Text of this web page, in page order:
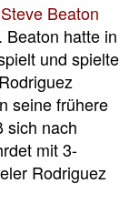
Steve Beaton
Beaton hatte in
und spielte
seine frühere
sich nach
mit 3-
Rodriguez